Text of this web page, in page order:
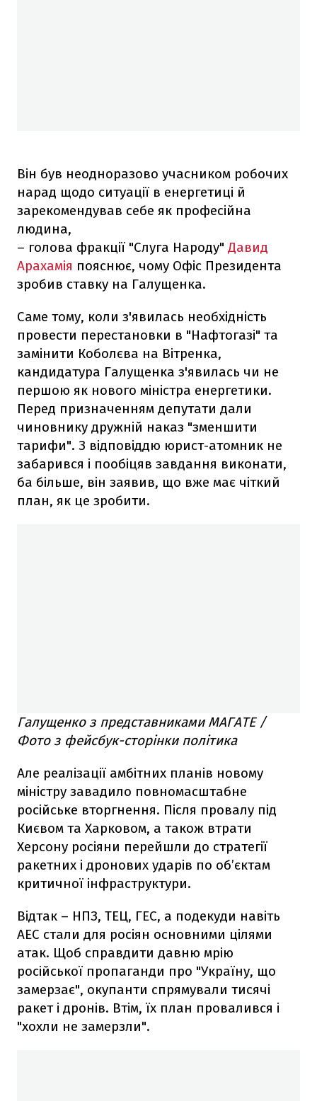
Він був неодноразово учасником робочих
нарад щодо ситуації в енергетиці й
зарекомендував себе як професійна
людина,
– голова фракції "Слуга Народу" Давид
Арахамія пояснює, чому Офіс Президента
зробив ставку на Галущенка.
Саме тому, коли з'явилась необхідність
провести перестановки в "Нафтогазі" та
замінити Коболєва на Вітренка,
кандидатура Галущенка з'явилась чи не
першою як нового міністра енергетики.
Перед призначенням депутати дали
чиновнику дружній наказ "зменшити
тарифи". З відповіддю юрист-атомник не
забарився і пообіцяв завдання виконати,
ба більше, він заявив, що вже має чіткий
план, як це зробити.
Галущенко з представниками МАГАТЕ /
Фото з фейсбук-сторінки політика
Але реалізації амбітних планів новому
міністру завадило повномасштабне
російське вторгнення. Після провалу під
Києвом та Харковом, а також втрати
Херсону росіяни перейшли до стратегії
ракетних і дронових ударів по об’єктам
критичної інфраструктури.
Відтак – НПЗ, ТЕЦ, ГЕС, а подекуди навіть
АЕС стали для росіян основними цілями
атак. Щоб справдити давню мрію
російської пропаганди про "Україну, що
замерзає", окупанти спрямували тисячі
ракет і дронів. Втім, їх план провалився і
"хохли не замерзли".